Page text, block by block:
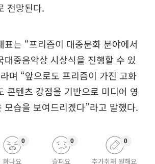
전망된다.
표는 “프리즘이 대중문화 분야에서
대중음악상 시상식을 진행할 수 있
며 “앞으로도 프리즘이 가진 고화
콘텐츠 강점을 기반으로 미디어 영
모습을 보여드리겠다”라고 말했다.
화나요
0
슬퍼요
0
추가취재 원해요
0